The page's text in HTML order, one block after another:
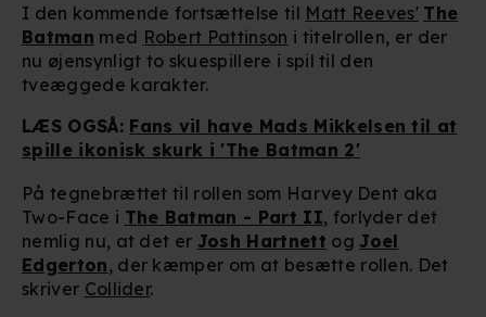
I den kommende fortsættelse til Matt Reeves' The
Batman med Robert Pattinson i titelrollen, er der
nu øjensynligt to skuespillere i spil til den
tveæggede karakter.
LÆS OGSÅ: Fans vil have Mads Mikkelsen til at
spille ikonisk skurk i 'The Batman 2'
På tegnebrættet til rollen som Harvey Dent aka
Two-Face i The Batman - Part II, forlyder det
nemlig nu, at det er Josh Hartnett og Joel
Edgerton, der kæmper om at besætte rollen. Det
skriver Collider.